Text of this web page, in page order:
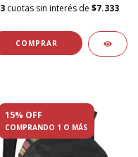
3 cuotas sin interés de $7.333
15% OFF
COMPRANDO 1 O MÁS